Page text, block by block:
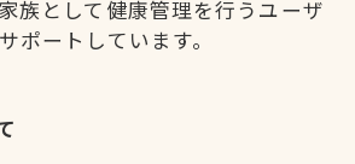
族として健康管理を行うユーザ
ポートしています。